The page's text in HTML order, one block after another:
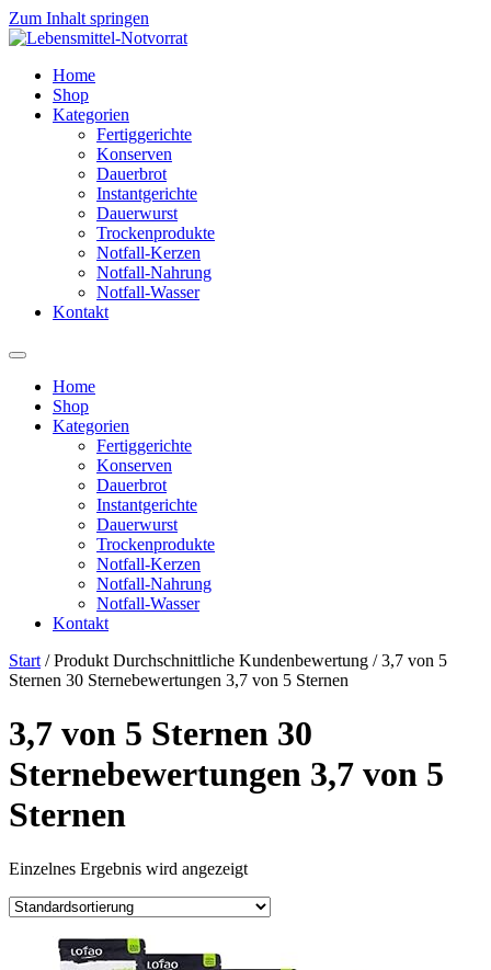
Zum Inhalt springen
Home
Shop
Kategorien
Fertiggerichte
Konserven
Dauerbrot
Instantgerichte
Dauerwurst
Trockenprodukte
Notfall-Kerzen
Notfall-Nahrung
Notfall-Wasser
Kontakt
Home
Shop
Kategorien
Fertiggerichte
Konserven
Dauerbrot
Instantgerichte
Dauerwurst
Trockenprodukte
Notfall-Kerzen
Notfall-Nahrung
Notfall-Wasser
Kontakt
Start / Produkt Durchschnittliche Kundenbewertung / 3,7 von 5
Sternen 30 Sternebewertungen 3,7 von 5 Sternen
3,7 von 5 Sternen 30
Sternebewertungen 3,7 von 5
Sternen
Einzelnes Ergebnis wird angezeigt